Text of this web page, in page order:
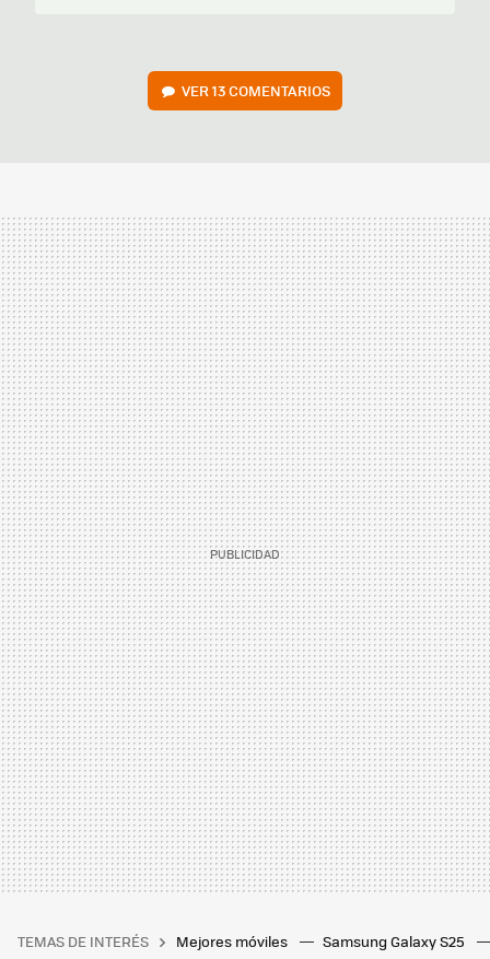
VER13 COMENTARIOS
TEMAS DE INTERÉS Mejores móviles Samsung Galaxy S25